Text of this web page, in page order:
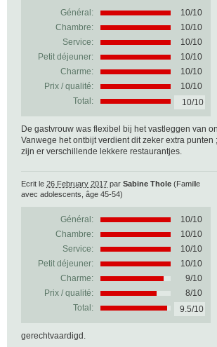
Général: 10/10
Chambre:
10/10
Service:
10/10
Petit déjeuner:
10/10
Charme:
10/10
Prix / qualité:
10/10
Total:
10/10
De gastvrouw was flexibel bij het vastleggen van
Vanwege het ontbijt verdient dit zeker extra punten
zijn er verschillende lekkere restaurantjes.
Ecrit le 26 February 2017 par Sabine Thole (Famille
avec adolescents, âge 45-54)
Général: 10/10
Chambre:
10/10
Service:
10/10
Petit déjeuner:
10/10
Charme:
9/10
Prix / qualité:
8/10
Total:
9.5/10
gerechtvaardigd.